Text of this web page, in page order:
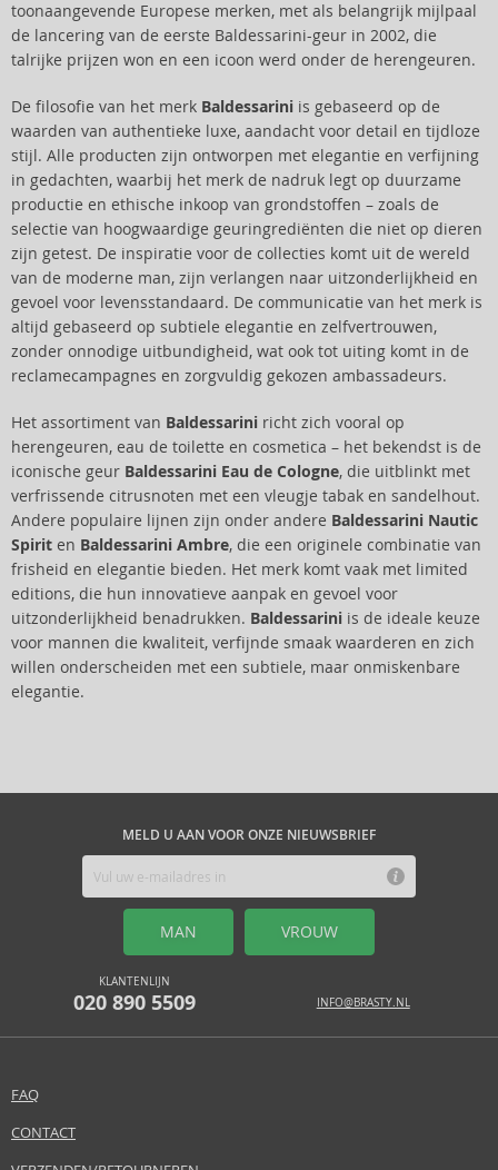
toonaangevende Europese merken, met als belangrijk mijlpaal
de lancering van de eerste Baldessarini-geur in 2002, die
talrijke prijzen won en een icoon werd onder de herengeuren.
De filosofie van het merk Baldessarini is gebaseerd op de
waarden van authentieke luxe, aandacht voor detail en tijdloze
stijl. Alle producten zijn ontworpen met elegantie en verfijning
in gedachten, waarbij het merk de nadruk legt op duurzame
productie en ethische inkoop van grondstoffen – zoals de
selectie van hoogwaardige geuringrediënten die niet op dieren
zijn getest. De inspiratie voor de collecties komt uit de wereld
van de moderne man, zijn verlangen naar uitzonderlijkheid en
gevoel voor levensstandaard. De communicatie van het merk is
altijd gebaseerd op subtiele elegantie en zelfvertrouwen,
zonder onnodige uitbundigheid, wat ook tot uiting komt in de
reclamecampagnes en zorgvuldig gekozen ambassadeurs.
Het assortiment van Baldessarini richt zich vooral op
herengeuren, eau de toilette en cosmetica – het bekendst is de
iconische geur Baldessarini Eau de Cologne, die uitblinkt met
verfrissende citrusnoten met een vleugje tabak en sandelhout.
Andere populaire lijnen zijn onder andere Baldessarini Nautic
Spirit en Baldessarini Ambre, die een originele combinatie van
frisheid en elegantie bieden. Het merk komt vaak met limited
editions, die hun innovatieve aanpak en gevoel voor
uitzonderlijkheid benadrukken. Baldessarini is de ideale keuze
voor mannen die kwaliteit, verfijnde smaak waarderen en zich
willen onderscheiden met een subtiele, maar onmiskenbare
elegantie.
MELD U AAN VOOR ONZE NIEUWSBRIEF
MAN VROUW
KLANTENLIJN
020 890 5509 INFO@BRASTY.NL
FAQ
CONTACT